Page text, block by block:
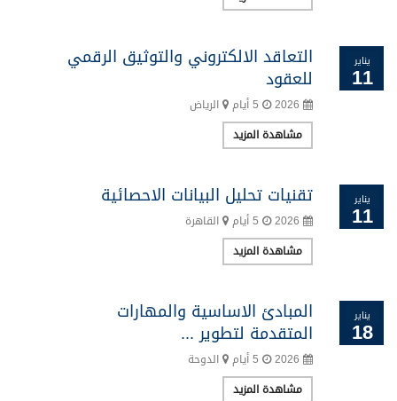
يناير
11
التعاقد الالكتروني والتوثيق الرقمي
للعقود
الرياض
مشاهدة المزيد
يناير
11
تقنيات تحليل البيانات الاحصائية
القاهرة
مشاهدة المزيد
يناير
18
المبادئ الاساسية والمهارات
المتقدمة لتطوير ...
الدوحة
مشاهدة المزيد